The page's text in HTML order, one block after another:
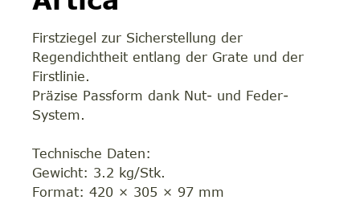
Firstziegel zur Sicherstellung der
Regendichtheit entlang der Grate und der
Firstlinie.
Präzise Passform dank Nut- und Feder-
System.
Technische Daten:
Gewicht: 3.2 kg/Stk.
Format: 420 × 305 × 97 mm